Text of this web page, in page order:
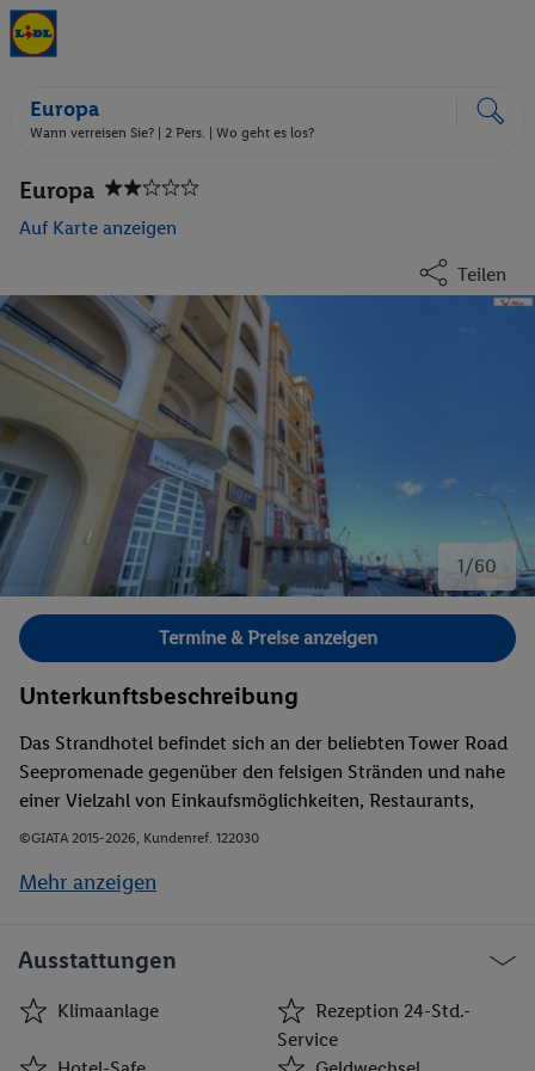
Europa
Wann verreisen Sie? | 2 Pers. | Wo geht es los?
Europa
Auf Karte anzeigen
Teilen
1/60
Bild 1 von 60.
Termine & Preise anzeigen
Unterkunftsbeschreibung
Das Strandhotel befindet sich an der beliebten Tower Road
Seepromenade gegenüber den felsigen Stränden und nahe
einer Vielzahl von Einkaufsmöglichkeiten, Restaurants,
Cafés, den Nachtlokalen, Büros und Sprachschulen. Dank
sehr schnellen Anschluss an das öffentliche Verkehrsnetz.
©GIATA 2015-2026, Kundenref. 122030
Mehr anzeigen
Ausstattungen
Klimaanlage
Rezeption 24-Std.-
Service